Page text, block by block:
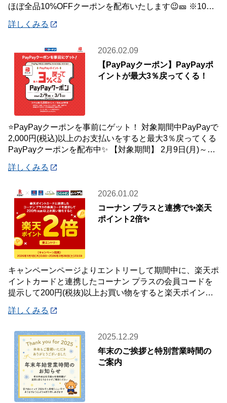
ほぼ全品10%OFFクーポンを配布いたします😉🎫 ※10万
詳しくみる
2026.02.09
【PayPayクーポン】PayPayポ
イントが最大3％戻ってくる！
⭐PayPayクーポンを事前にゲット！ 対象期間中PayPayで
2,000円(税込)以上のお支払いをすると最大3％戻ってくる
PayPayクーポンを配布中✨ 【対象期間】 2月9日(月)～3
詳しくみる
2026.01.02
コーナン プラスと連携で✨楽天
ポイント2倍✨
キャンペーンページよりエントリーして期間中に、楽天ポ
イントカードと連携したコーナン プラスの会員コードを
提示して200円(税抜)以上お買い物をすると楽天ポイント2
詳しくみる
2025.12.29
年末のご挨拶と特別営業時間の
ご案内